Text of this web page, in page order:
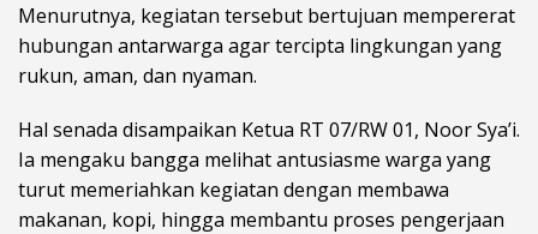
Menurutnya, kegiatan tersebut bertujuan mempererat
hubungan antarwarga agar tercipta lingkungan yang
rukun, aman, dan nyaman.
Hal senada disampaikan Ketua RT 07/RW 01, Noor Sya’i.
Ia mengaku bangga melihat antusiasme warga yang
turut memeriahkan kegiatan dengan membawa
makanan, kopi, hingga membantu proses pengerjaan